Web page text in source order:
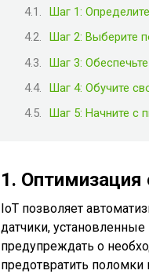
Шаг 1:
Шаг 2: Выберите
Шаг 3:
Шаг 4: Обучите
Шаг 5: Начните с
1. Оптимизация
IoT позволяет
датчики,
предупреждать о
предотвратить поломки